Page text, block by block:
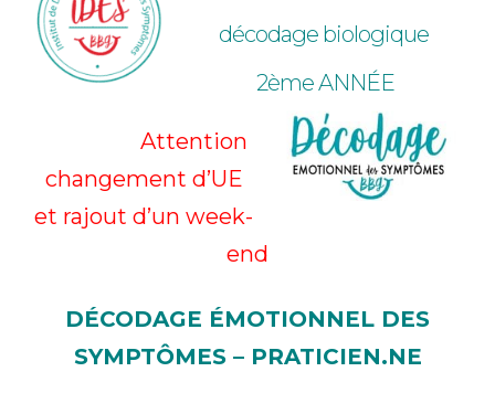
décodage biologique
2ème ANNÉE
Attention
changement d’UE
et rajout d’un week-
end
DÉCODAGE ÉMOTIONNEL DES
SYMPTÔMES – PRATICIEN.NE